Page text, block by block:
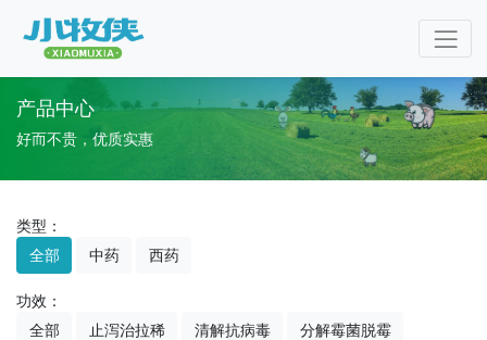
产品中心
好而不贵，优质实惠
类型：
全部
中药 西药
功效：
全部
止泻治拉稀 清解抗病毒 分解霉菌脱霉